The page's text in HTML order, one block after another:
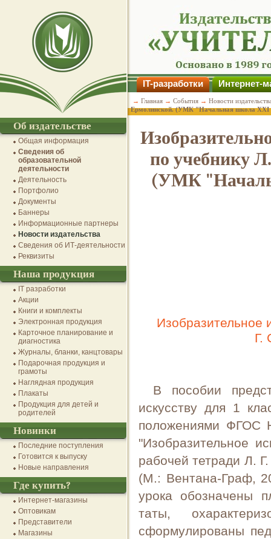
по учебнику
(УМК
Изобразительное
Г.
В пособии
искусству для 1
положениями ФГОС
"Изобразительное
рабочей тетради Л.
(М.: Вентана-Граф,
урока обозначены
таты,
сформулированы
IT-разработки Интернет-
→ Главная → События → Новости
Ермолинской. (УМК "Начальная школа XXI
Об издательстве
Общая информация
Сведения об
образовательной
деятельности
Деятельность
Портфолио
Документы
Баннеры
Информационные партнеры
Новости издательства
Сведения об ИТ-деятельности
Реквизиты
Наша продукция
IT разработки
Акции
Книги и комплекты
Электронная продукция
Карточное планирование и
диагностика
Журналы, бланки, канцтовары
Подарочная продукция и
грамоты
Наглядная продукция
Плакаты
Продукция для детей и
родителей
Новинки
Последние поступления
Готовится к выпуску
Новые направления
Где купить?
Интернет-магазины
Оптовикам
Представители
Магазины